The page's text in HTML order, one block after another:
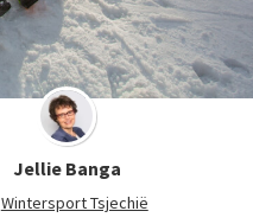
Jellie Banga
Wintersport Tsjechië